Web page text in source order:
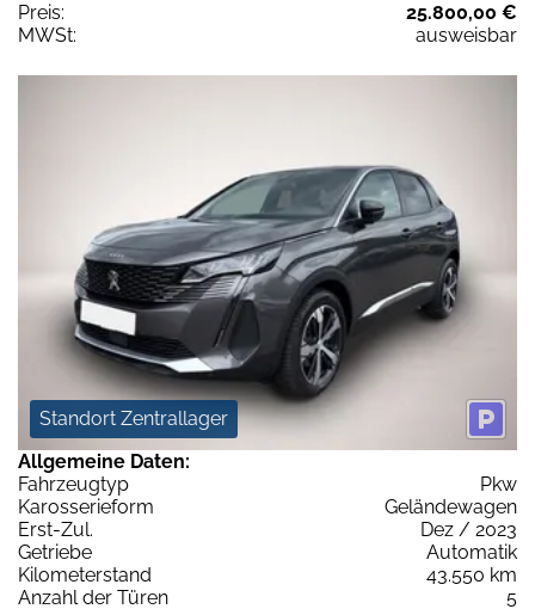
Preis:
25.800,00 €
MWSt:
ausweisbar
Standort Zentrallager
Allgemeine Daten:
Fahrzeugtyp
Pkw
Karosserieform
Geländewagen
Erst-Zul.
Dez / 2023
Getriebe
Automatik
Kilometerstand
43.550 km
Anzahl der Türen
5